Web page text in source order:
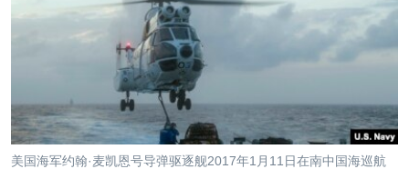
转
全球议题
科教·文娱·体健
环境
美国建国250周年
埃博拉疫情
VOA视频
VOA今日焦点
关注我们
美国海军约翰·麦凯恩号导弹驱逐舰2017年1月11日在南中国海巡航